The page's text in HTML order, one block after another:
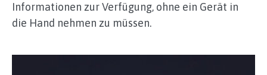
Informationen zur Verfügung, ohne ein Gerät in
die Hand nehmen zu müssen.